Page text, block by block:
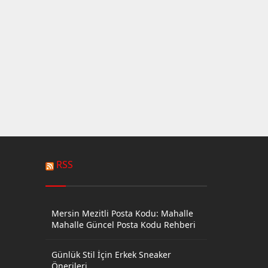
RSS
Mersin Mezitli Posta Kodu: Mahalle
Mahalle Güncel Posta Kodu Rehberi
Günlük Stil İçin Erkek Sneaker